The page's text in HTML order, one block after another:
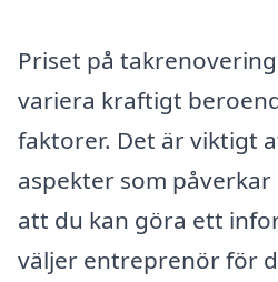
Priset på
variera kraftigt
faktorer. Det är viktigt
aspekter som
att du kan göra ett
väljer entreprenör för